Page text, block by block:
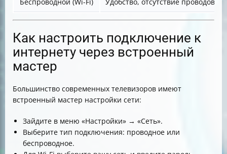
Как настроить подключение к
интернету через встроенный
мастер
Большинство современных телевизоров имеют
встроенный мастер настройки сети:
Зайдите в меню «Настройки» → «Сеть».
Выберите тип подключения: проводное или
беспроводное.